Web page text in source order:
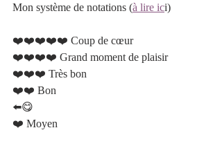
Mon système de notations (à lire ici)
❤️❤️❤️❤️ Grand moment de plaisir
❤️❤️ Bon
⬅️😋
❤️ Moyen